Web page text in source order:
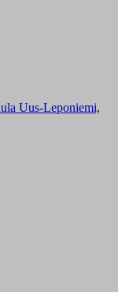
Uus-Leponiemi,